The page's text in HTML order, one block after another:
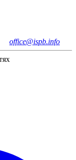
office@ispb.info